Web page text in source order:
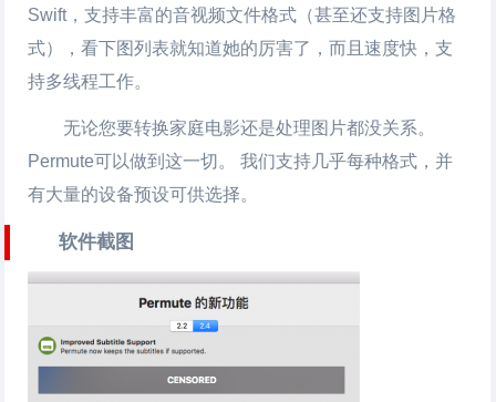
Swift，支持丰富的音视频文件格式（甚至还支持图片格
式），看下图列表就知道她的厉害了，而且速度快，支
持多线程工作。
无论您要转换家庭电影还是处理图片都没关系。
Permute可以做到这一切。 我们支持几乎每种格式，并
有大量的设备预设可供选择。
软件截图